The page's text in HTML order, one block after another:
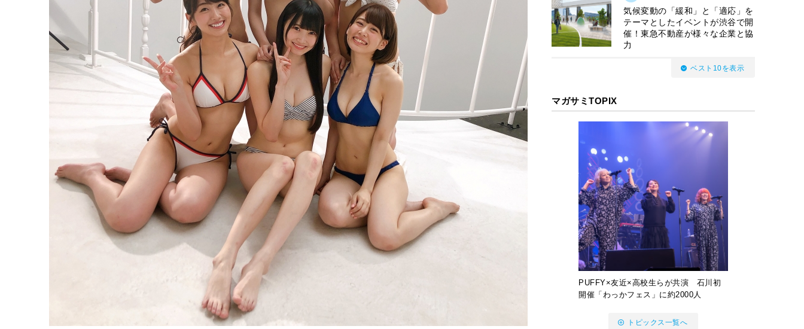
気候変動の「緩和」と「適応」を
テーマとしたイベントが渋谷で開
催！東急不動産が様々な企業と協
力
ベスト10を表示
マガサミTOPIX
PUFFY×友近×高校生らが共演 石川初
開催「わっかフェス」に約2000人
トピックス一覧へ